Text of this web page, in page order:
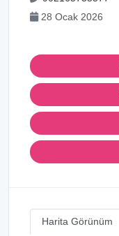
28 Ocak 2026
Harita Görünüm